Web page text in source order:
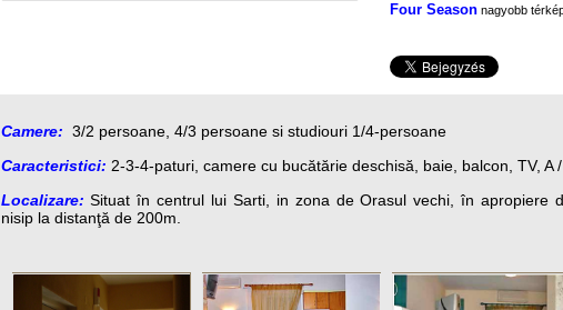
Four Seasonnagyobb
Camere: 3/2 persoane, 4/3 persoane si studiouri 1/4-persoane
Caracteristici: 2-3-4-paturi, camere cu bucătărie deschisă, baie, balcon, TV, A
Localizare: Situat în centrul lui Sarti, in zona de Orasul vechi, în apropiere
nisip la distanţă de 200m.